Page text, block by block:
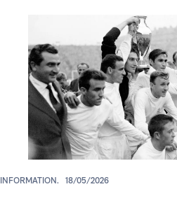
INFORMATION. 18/05/2026